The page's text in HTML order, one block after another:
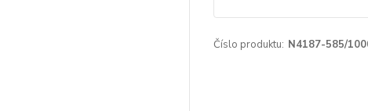
Číslo produktu: N4187-585/